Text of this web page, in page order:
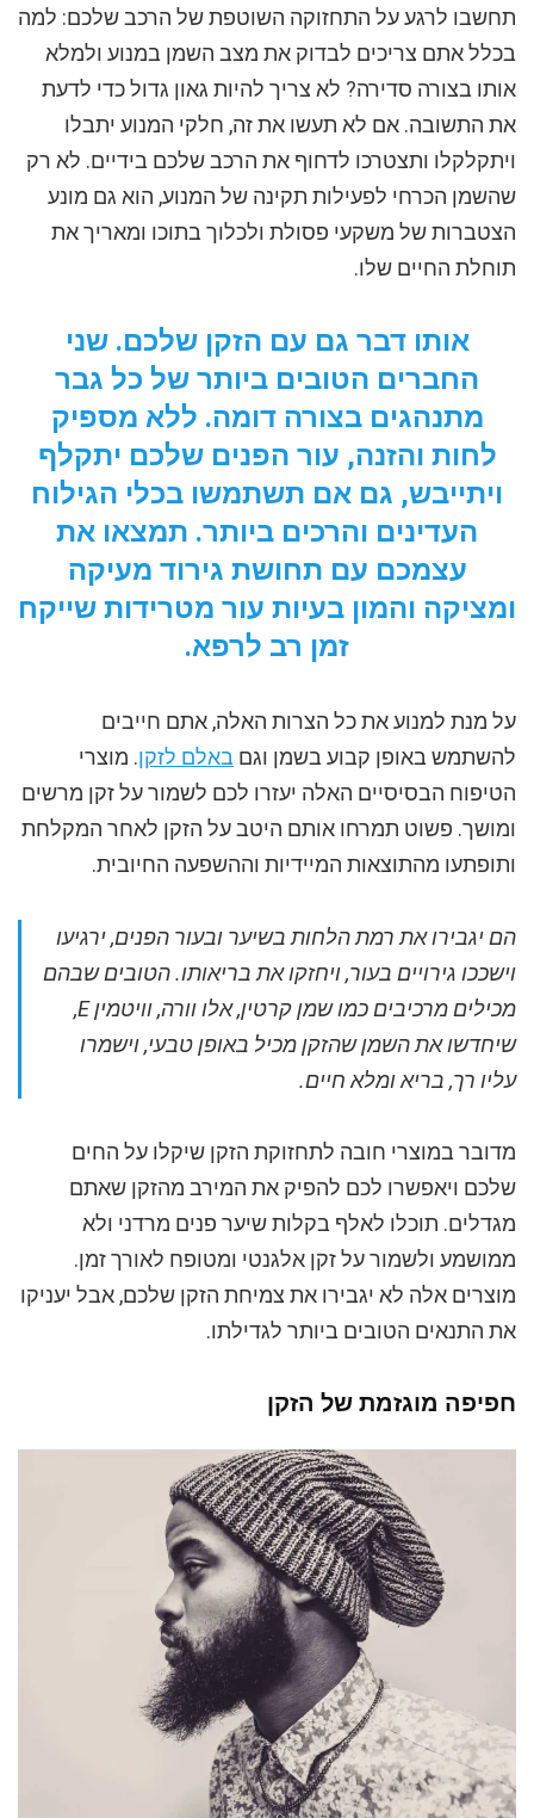
תחשבו לרגע על התחזוקה השוטפת של הרכב שלכם: למה
בכלל אתם צריכים לבדוק את מצב השמן במנוע ולמלא
אותו בצורה סדירה? לא צריך להיות גאון גדול כדי לדעת
את התשובה. אם לא תעשו את זה, חלקי המנוע יתבלו
ויתקלקלו ותצטרכו לדחוף את הרכב שלכם בידיים. לא רק
שהשמן הכרחי לפעילות תקינה של המנוע, הוא גם מונע
הצטברות של משקעי פסולת ולכלוך בתוכו ומאריך את
תוחלת החיים שלו.
אותו דבר גם עם הזקן שלכם. שני
החברים הטובים ביותר של כל גבר
מתנהגים בצורה דומה. ללא מספיק
לחות והזנה, עור הפנים שלכם יתקלף
ויתייבש, גם אם תשתמשו בכלי הגילוח
העדינים והרכים ביותר. תמצאו את
עצמכם עם תחושת גירוד מעיקה
ומציקה והמון בעיות עור מטרידות שייקח
זמן רב לרפא.
על מנת למנוע את כל הצרות האלה, אתם חייבים
להשתמש באופן קבוע בשמן וגם באלם לזקן. מוצרי
הטיפוח הבסיסיים האלה יעזרו לכם לשמור על זקן מרשים
ומושך. פשוט תמרחו אותם היטב על הזקן לאחר המקלחת
ותופתעו מהתוצאות המיידיות וההשפעה החיובית.
הם יגבירו את רמת הלחות בשיער ובעור הפנים, ירגיעו
וישככו גירויים בעור, ויחזקו את בריאותו. הטובים שבהם
מכילים מרכיבים כמו שמן קרטין, אלו וורה, וויטמין E,
שיחדשו את השמן שהזקן מכיל באופן טבעי, וישמרו
עליו רך, בריא ומלא חיים.
מדובר במוצרי חובה לתחזוקת הזקן שיקלו על החים
שלכם ויאפשרו לכם להפיק את המירב מהזקן שאתם
מגדלים. תוכלו לאלף בקלות שיער פנים מרדני ולא
ממושמע ולשמור על זקן אלגנטי ומטופח לאורך זמן.
מוצרים אלה לא יגבירו את צמיחת הזקן שלכם, אבל יעניקו
את התנאים הטובים ביותר לגדילתו.
חפיפה מוגזמת של הזקן